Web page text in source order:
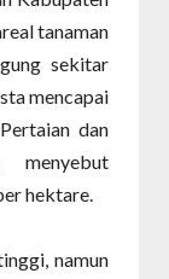
tanaman
sekitar
mencapai
dan
menyebut
hektare.
namun